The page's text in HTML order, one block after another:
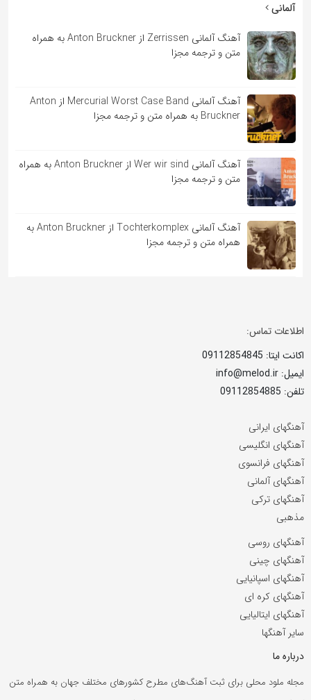
آلمانی
آهنگ آلمانی Zerrissen از Anton Bruckner به همراه
متن و ترجمه مجزا
آهنگ آلمانی Mercurial Worst Case Band از Anton
Bruckner به همراه متن و ترجمه مجزا
آهنگ آلمانی Wer wir sind از Anton Bruckner به همراه
متن و ترجمه مجزا
آهنگ آلمانی Tochterkomplex از Anton Bruckner به
همراه متن و ترجمه مجزا
اطلاعات تماس:
اکانت ایتا: 09112854845
ایمیل: info@melod.ir
تلفن: 09112854885
آهنگهای ایرانی
آهنگهای انگلیسی
آهنگهای فرانسوی
آهنگهای آلمانی
آهنگهای ترکی
مذهبی
آهنگهای روسی
آهنگهای چینی
آهنگهای اسپانیایی
آهنگهای کره ای
آهنگهای ایتالیایی
سایر آهنگها
درباره ما
مجله ملود محلی برای ثبت آهنگ‌های مطرح کشورهای مختلف جهان به همراه متن